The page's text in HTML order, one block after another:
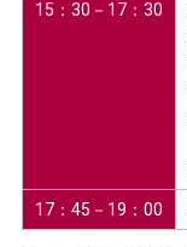
15：30－17：30
17：45－19：00